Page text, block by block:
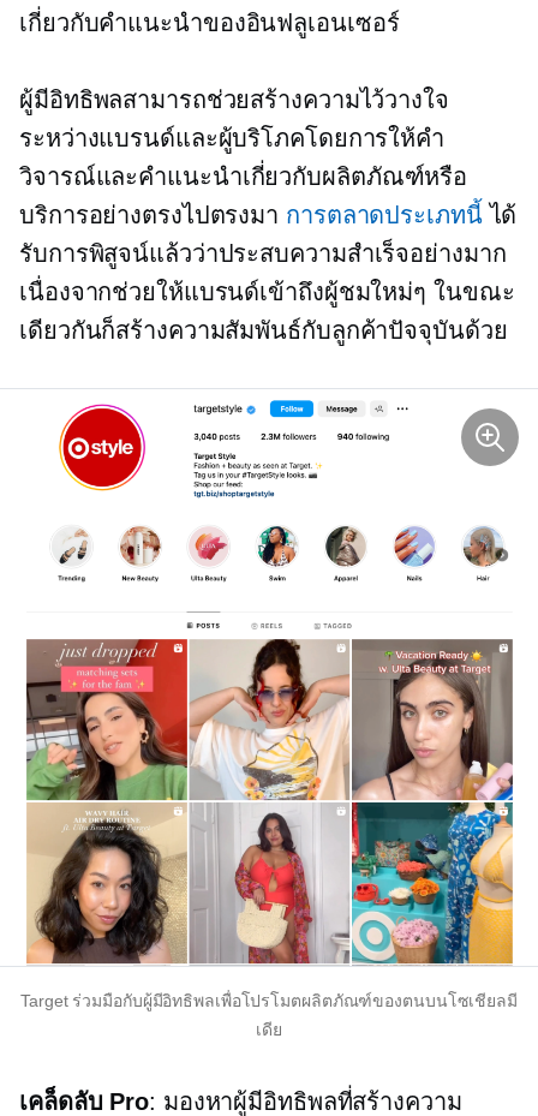
เกี่ยวกับคำแนะนำของอินฟลูเอนเซอร์
ผู้มีอิทธิพลสามารถช่วยสร้างความไว้วางใจ
ระหว่างแบรนด์และผู้บริโภคโดยการให้คำ
วิจารณ์และคำแนะนำเกี่ยวกับผลิตภัณฑ์หรือ
บริการอย่างตรงไปตรงมา การตลาดประเภทนี้ได้
รับการพิสูจน์แล้วว่าประสบความสำเร็จอย่างมาก
เนื่องจากช่วยให้แบรนด์เข้าถึงผู้ชมใหม่ๆ ในขณะ
เดียวกันก็สร้างความสัมพันธ์กับลูกค้าปัจจุบันด้วย
Target ร่วมมือกับผู้มีอิทธิพลเพื่อโปรโมตผลิตภัณฑ์ของตนบนโซเชียลมี
เดีย
เคล็ดลับ Pro: มองหาผู้มีอิทธิพลที่สร้างความ